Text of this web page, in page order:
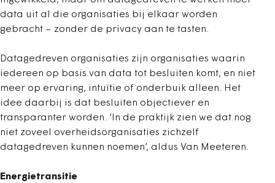
data uit al die organisaties bij elkaar worden
gebracht – zonder de privacy aan te tasten.
Datagedreven organisaties zijn organisaties waarin
iedereen op basis van data tot besluiten komt, en niet
meer op ervaring, intuïtie of onderbuik alleen. Het
idee daarbij is dat besluiten objectiever en
transparanter worden. ‘In de praktijk zien we dat nog
niet zoveel overheidsorganisaties zichzelf
datagedreven kunnen noemen’, aldus Van Meeteren.
Energietransitie